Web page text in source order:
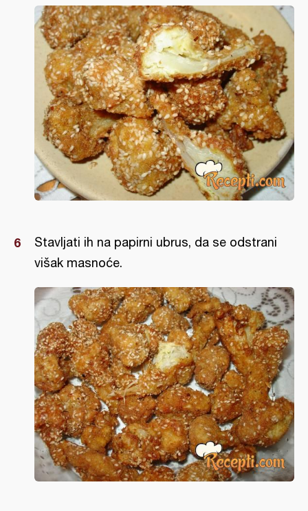
Stavljati ih na papirni ubrus, da se odstrani
višak masnoće.